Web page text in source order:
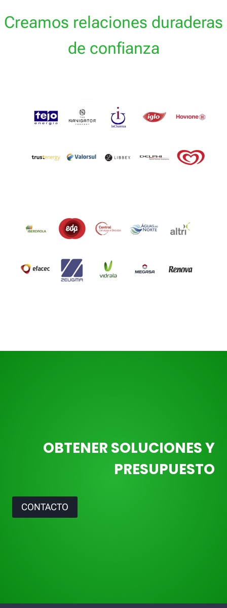
Creamos relaciones duraderas
de confianza
OBTENER SOLUCIONES Y
PRESUPUESTO
CONTACTO